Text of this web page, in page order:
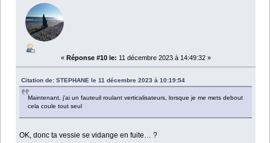
« Réponse #10 le: 11 décembre 2023 à 14:49:32 »
Citation de: STEPHANE le 11 décembre 2023 à 10:19:54
Maintenant, j'ai un fauteuil roulant verticalisateurs, lorsque je me mets debout
cela coule tout seul
OK, donc ta vessie se vidange en fuite… ?